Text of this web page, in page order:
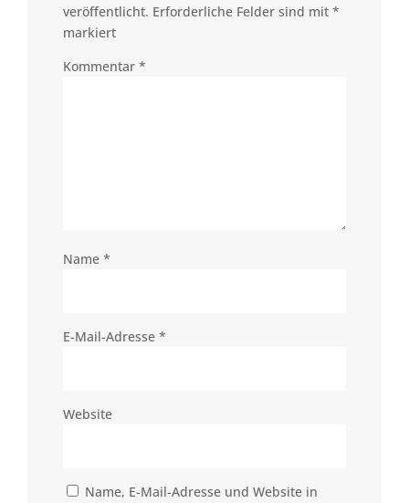
veröffentlicht. Erforderliche Felder sind mit *
markiert
Kommentar *
Name *
E-Mail-Adresse *
Website
Name, E-Mail-Adresse und Website in